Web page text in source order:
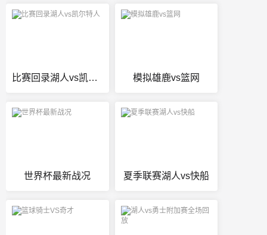
比赛回录湖人vs凯尔特人 模拟雄鹿vs篮网
世界杯最新战况 夏季联赛湖人vs快船